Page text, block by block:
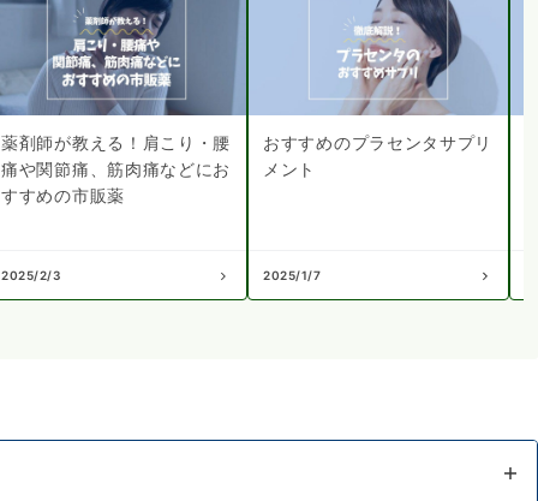
薬剤師が教える！肩こり・腰
痛や関節痛、筋肉痛などにお
すすめの市販薬
2025/2/3
おすすめのプラセンタサプリ
メント
2025/1/7